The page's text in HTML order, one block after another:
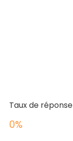
Taux de réponse
0%